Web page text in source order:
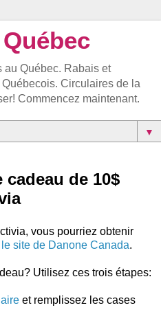
au Québec. Rabais et
Circulaires de la
Commencez maintenant.
▼
cadeau de 10$
vous pourriez obtenir
le site de Danone Canada.
Utilisez ces trois étapes:
et remplissez les cases